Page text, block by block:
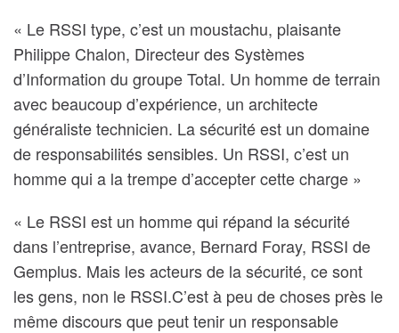
« Le RSSI type, c’est un moustachu, plaisante
Philippe Chalon, Directeur des Systèmes
d’Information du groupe Total. Un homme de terrain
avec beaucoup d’expérience, un architecte
généraliste technicien. La sécurité est un domaine
de responsabilités sensibles. Un RSSI, c’est un
homme qui a la trempe d’accepter cette charge »
« Le RSSI est un homme qui répand la sécurité
dans l’entreprise, avance, Bernard Foray, RSSI de
Gemplus. Mais les acteurs de la sécurité, ce sont
les gens, non le RSSI.C’est à peu de choses près le
même discours que peut tenir un responsable